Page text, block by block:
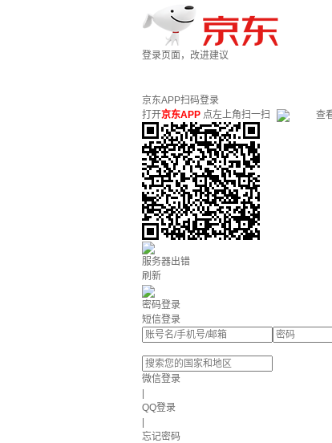
登录页面，改进建议
京东APP扫码登录
打开京东APP 点左上角扫一扫 查
服务器出错
刷新
密码登录
短信登录
微信登录
QQ登录
忘记密码